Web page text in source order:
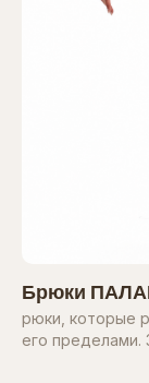
Брюки
рюки, которые
его пределами.